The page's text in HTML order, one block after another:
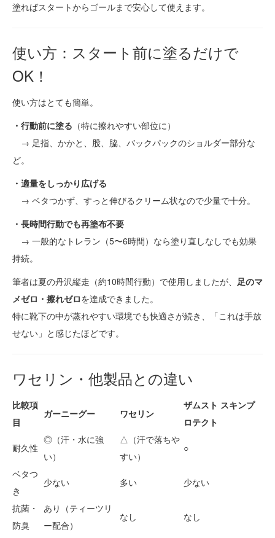
塗ればスタートからゴールまで安心して使えます。
使い方：スタート前に塗るだけで
OK！
使い方はとても簡単。
・行動前に塗る （特に擦れやすい部位に）
→ 足指、かかと、股、脇、バックパックのショルダー部分な
ど。
・適量をしっかり広げる
→ ベタつかず、すっと伸びるクリーム状なので少量で十分。
・長時間行動でも再塗布不要
→ 一般的なトレラン（5〜6時間）なら塗り直しなしでも効果
持続。
筆者は夏の丹沢縦走（約10時間行動）で使用しましたが、 足のマ
メゼロ・擦れゼロを達成できました。
特に靴下の中が蒸れやすい環境でも快適さが続き、「これは手放
せない」と感じたほどです。
ワセリン・他製品との違い
比較項
目
ガーニーグー ワセリン
ザムスト スキンプ
ロテクト
耐久性
◎（汗・水に強
い）
△（汗で落ちや
すい）
○
ベタつ
き
少ない 多い 少ない
抗菌・
防臭
あり（ティーツリ
ー配合）
なし なし